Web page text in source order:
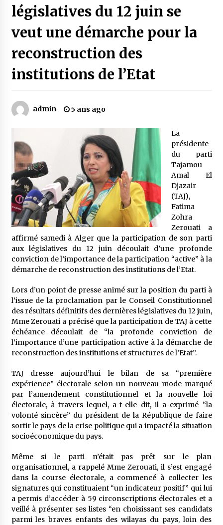
Mythes et croyances / L’hospitalité des
4 ans ago
Quand on va vite
5 ans ago
5 ans ago
Le bouc de l’Au-delà
5 ans ago
Le monstrueux vieillard (Un récit du Sud
algérien)
5 ans ago
Rencontre nocturne dans le désert (Un conte
touareg)
5 ans ago
5 ans ago
Tradition orale/ D’où viennent les contes et à
5 ans ago
législatives du 12 juin se
veut une démarche pour la
reconstruction des
institutions de l’Etat
admin 5 ans ago
La
présidente
du parti
Tajamou
Amal El
Djazair
(TAJ),
Fatima
Zohra
Zerouati a
affirmé samedi à Alger que la participation de son parti
aux législatives du 12 juin découlait d’une profonde
conviction de l’importance de la participation “active” à la
démarche de reconstruction des institutions de l’Etat.
Lors d’un point de presse animé sur la position du parti à
l’issue de la proclamation par le Conseil Constitutionnel
des résultats définitifs des dernières législatives du 12 juin,
Mme Zerouati a précisé que la participation de TAJ à cette
échéance découlait de “la profonde conviction de
l’importance d’une participation active à la démarche de
reconstruction des institutions et structures de l’Etat”.
TAJ dresse aujourd’hui le bilan de sa “première
expérience” électorale selon un nouveau mode marqué
par l’amendement constitutionnel et la nouvelle loi
électorale, à travers lequel, a-t-elle dit, il a exprimé “la
volonté sincère” du président de la République de faire
sortir le pays de la crise politique qui a impacté la situation
socioéconomique du pays.
Même si le parti n’était pas prêt sur le plan
organisationnel, a rappelé Mme Zerouati, il s’est engagé
dans la course électorale, a commencé à collecter les
signatures qui constituaient “un indicateur positif” qui lui
a permis d’accéder à 59 circonscriptions électorales et a
veillé à présenter ses listes “en choisissant ses candidats
parmi les braves enfants des wilayas du pays, loin des